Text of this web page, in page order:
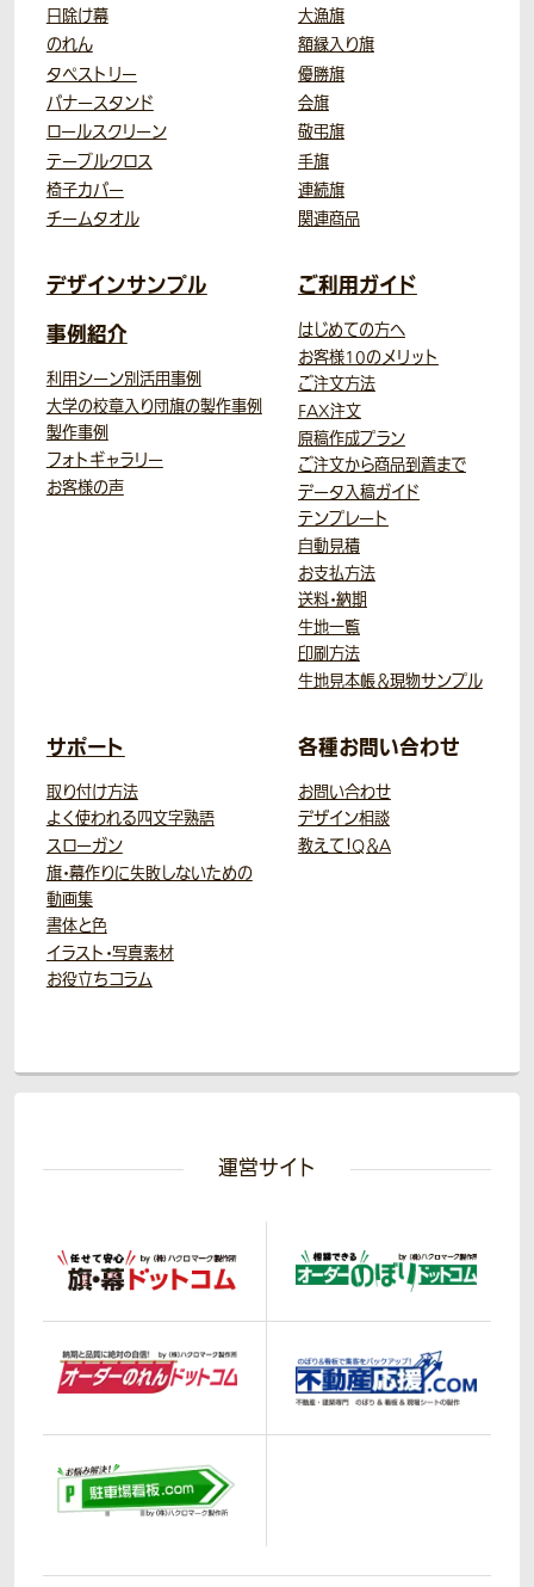
日除け幕
のれん
タペストリー
バナースタンド
ロールスクリーン
テーブルクロス
椅子カバー
チームタオル
大漁旗
額縁入り旗
優勝旗
会旗
敬弔旗
手旗
連続旗
関連商品
デザインサンプル
事例紹介
利用シーン別活用事例
大学の校章入り団旗の製作事例
製作事例
フォトギャラリー
お客様の声
ご利用ガイド
はじめての方へ
お客様10のメリット
ご注文方法
FAX注文
原稿作成プラン
ご注文から商品到着まで
データ入稿ガイド
テンプレート
自動見積
お支払方法
送料・納期
生地一覧
印刷方法
生地見本帳＆現物サンプル
サポート
取り付け方法
よく使われる四文字熟語
スローガン
旗・幕作りに失敗しないための
動画集
書体と色
イラスト・写真素材
お役立ちコラム
各種お問い合わせ
お問い合わせ
デザイン相談
教えて！Q＆A
運営サイト